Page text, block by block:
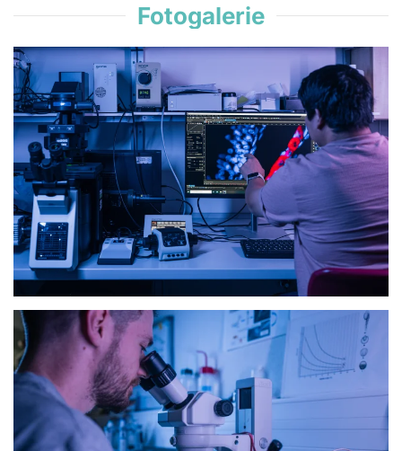
Fotogalerie